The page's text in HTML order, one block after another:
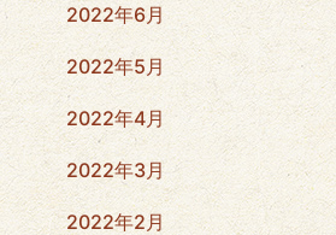
2022年6月
2022年5月
2022年4月
2022年3月
2022年2月